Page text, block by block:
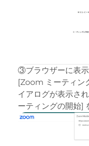
③ブラウザーに表示
[Zoom ミーティン
イアログが表示さ
ーティングの開始]